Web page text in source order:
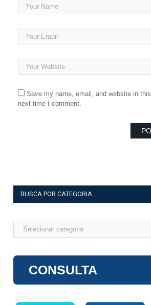
Save my name, email, and website in
next time I comment.
BUSCA POR CATEGORIA
Busca
CONSULTA